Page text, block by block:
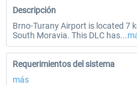
Descripción
Brno-Turany Airport is located 7
South Moravia. This DLC has...
Requerimientos del sistema
más